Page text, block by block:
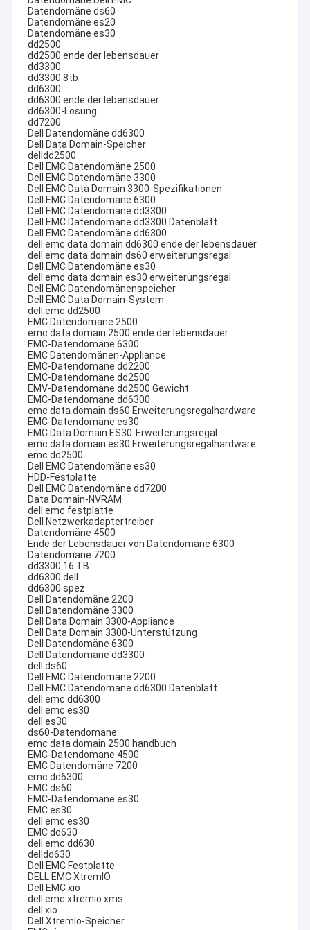
Datendomäne ds60
Datendomäne es20
Datendomäne es30
dd2500
dd2500 ende der lebensdauer
dd3300
dd3300 8tb
dd6300
dd6300 ende der lebensdauer
dd6300-Lösung
dd7200
Dell Datendomäne dd6300
Dell Data Domain-Speicher
delldd2500
Dell EMC Datendomäne 2500
Dell EMC Datendomäne 3300
Dell EMC Data Domain 3300-Spezifikationen
Dell EMC Datendomäne 6300
Dell EMC Datendomäne dd3300
Dell EMC Datendomäne dd3300 Datenblatt
Dell EMC Datendomäne dd6300
dell emc data domain dd6300 ende der lebensdauer
dell emc data domain ds60 erweiterungsregal
Dell EMC Datendomäne es30
dell emc data domain es30 erweiterungsregal
Dell EMC Datendomänenspeicher
Dell EMC Data Domain-System
dell emc dd2500
EMC Datendomäne 2500
emc data domain 2500 ende der lebensdauer
EMC-Datendomäne 6300
EMC Datendomänen-Appliance
EMC-Datendomäne dd2200
EMC-Datendomäne dd2500
EMV-Datendomäne dd2500 Gewicht
EMC-Datendomäne dd6300
emc data domain ds60 Erweiterungsregalhardware
EMC-Datendomäne es30
EMC Data Domain ES30-Erweiterungsregal
emc data domain es30 Erweiterungsregalhardware
emc dd2500
Dell EMC Datendomäne es30
HDD-Festplatte
Dell EMC Datendomäne dd7200
Data Domain-NVRAM
dell emc festplatte
Dell Netzwerkadaptertreiber
Datendomäne 4500
Ende der Lebensdauer von Datendomäne 6300
Datendomäne 7200
dd3300 16 TB
dd6300 dell
dd6300 spez
Dell Datendomäne 2200
Dell Datendomäne 3300
Dell Data Domain 3300-Appliance
Dell Data Domain 3300-Unterstützung
Dell Datendomäne 6300
Dell Datendomäne dd3300
dell ds60
Dell EMC Datendomäne 2200
Dell EMC Datendomäne dd6300 Datenblatt
dell emc dd6300
dell emc es30
dell es30
ds60-Datendomäne
emc data domain 2500 handbuch
EMC-Datendomäne 4500
EMC Datendomäne 7200
emc dd6300
EMC ds60
EMC-Datendomäne es30
EMC es30
dell emc es30
EMC dd630
dell emc dd630
delldd630
Dell EMC Festplatte
DELL EMC XtremIO
Dell EMC xio
dell emc xtremio xms
dell xio
Dell Xtremio-Speicher